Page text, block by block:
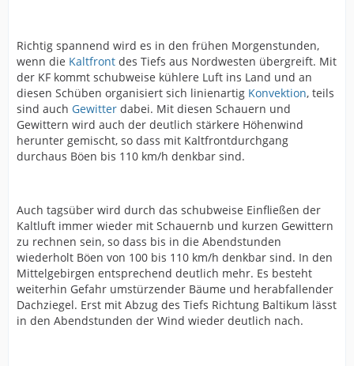
Richtig spannend wird es in den frühen Morgenstunden,
wenn die Kaltfront des Tiefs aus Nordwesten übergreift. Mit
der KF kommt schubweise kühlere Luft ins Land und an
diesen Schüben organisiert sich linienartig Konvektion, teils
sind auch Gewitter dabei. Mit diesen Schauern und
Gewittern wird auch der deutlich stärkere Höhenwind
herunter gemischt, so dass mit Kaltfrontdurchgang
durchaus Böen bis 110 km/h denkbar sind.
Auch tagsüber wird durch das schubweise Einfließen der
Kaltluft immer wieder mit Schauernb und kurzen Gewittern
zu rechnen sein, so dass bis in die Abendstunden
wiederholt Böen von 100 bis 110 km/h denkbar sind. In den
Mittelgebirgen entsprechend deutlich mehr. Es besteht
weiterhin Gefahr umstürzender Bäume und herabfallender
Dachziegel. Erst mit Abzug des Tiefs Richtung Baltikum lässt
in den Abendstunden der Wind wieder deutlich nach.